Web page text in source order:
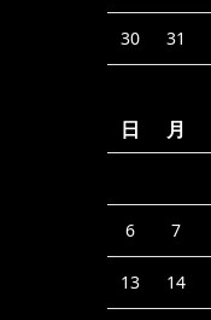
30 31
日
月
6 7
13 14